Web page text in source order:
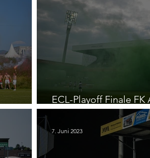
ECL-Playoff Finale
Lustenau
7. Juni 2023